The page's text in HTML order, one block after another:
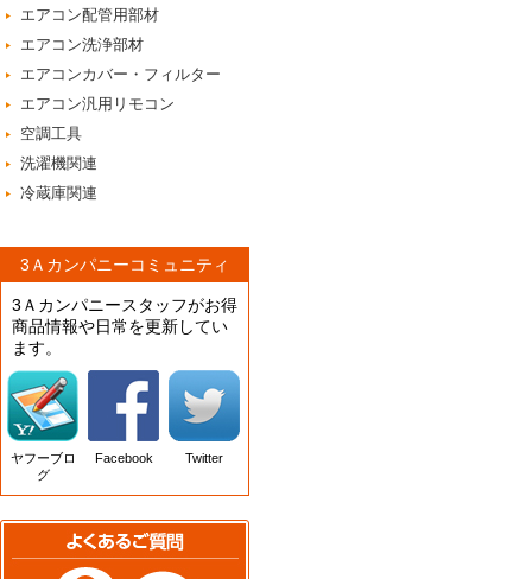
エアコン配管用部材
エアコン洗浄部材
エアコンカバー・フィルター
エアコン汎用リモコン
空調工具
洗濯機関連
冷蔵庫関連
3Ａカンパニーコミュニティ
3Ａカンパニースタッフがお得
商品情報や日常を更新してい
ます。
ヤフーブロ
グ
Facebook Twitter